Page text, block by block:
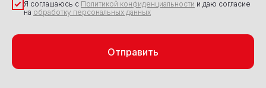
Я соглашаюсь с Политикой конфиденциальности и даю согласие
на обработку персональных данных
Отправить